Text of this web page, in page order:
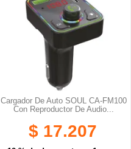
Cargador De Auto SOUL CA-FM100
Con Reproductor De Audio...
$ 17.207